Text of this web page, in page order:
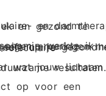
maar duurzame resultaten.